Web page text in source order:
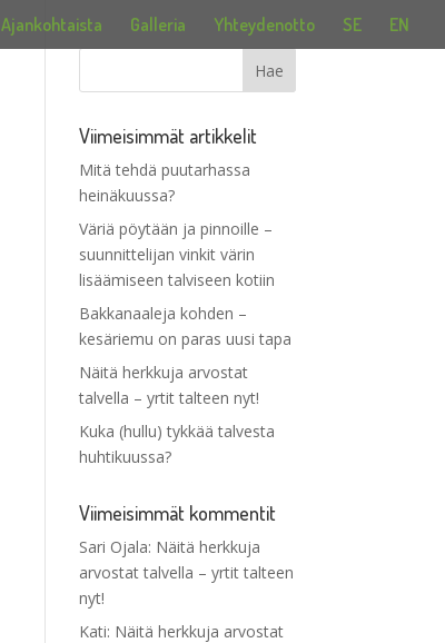
Ajankohtaista Galleria Yhteydenotto SE EN
Viimeisimmät artikkelit
Mitä tehdä puutarhassa
heinäkuussa?
Väriä pöytään ja pinnoille –
suunnittelijan vinkit värin
lisäämiseen talviseen kotiin
Bakkanaaleja kohden –
kesäriemu on paras uusi tapa
Näitä herkkuja arvostat
talvella – yrtit talteen nyt!
Kuka (hullu) tykkää talvesta
huhtikuussa?
Viimeisimmät kommentit
Sari Ojala: Näitä herkkuja
arvostat talvella – yrtit talteen
nyt!
Kati: Näitä herkkuja arvostat